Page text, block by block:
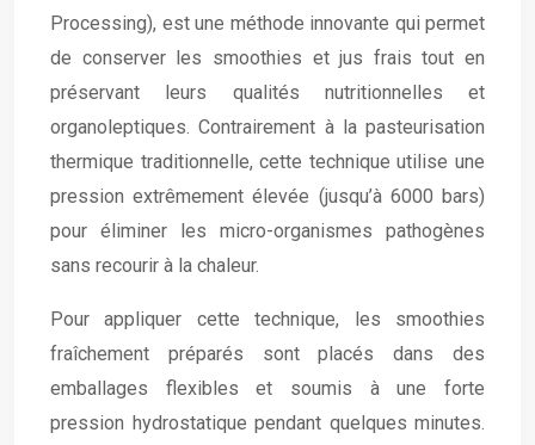
Processing), est une méthode innovante qui permet
de conserver les smoothies et jus frais tout en
préservant leurs qualités nutritionnelles et
organoleptiques. Contrairement à la pasteurisation
thermique traditionnelle, cette technique utilise une
pression extrêmement élevée (jusqu’à 6000 bars)
pour éliminer les micro-organismes pathogènes
sans recourir à la chaleur.
Pour appliquer cette technique, les smoothies
fraîchement préparés sont placés dans des
emballages flexibles et soumis à une forte
pression hydrostatique pendant quelques minutes.